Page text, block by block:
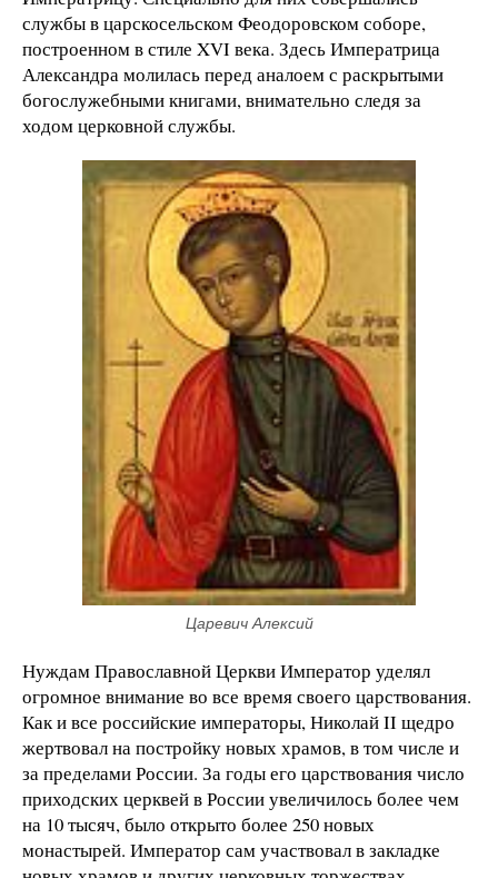
службы в царскосельском Феодоровском соборе,
построенном в стиле XVI века. Здесь Императрица
Александра молилась перед аналоем с раскрытыми
богослужебными книгами, внимательно следя за
ходом церковной службы.
Царевич Алексий
Нуждам Православной Церкви Император уделял
огромное внимание во все время своего царствования.
Как и все российские императоры, Николай II щедро
жертвовал на постройку новых храмов, в том числе и
за пределами России. За годы его царствования число
приходских церквей в России увеличилось более чем
на 10 тысяч, было открыто более 250 новых
монастырей. Император сам участвовал в закладке